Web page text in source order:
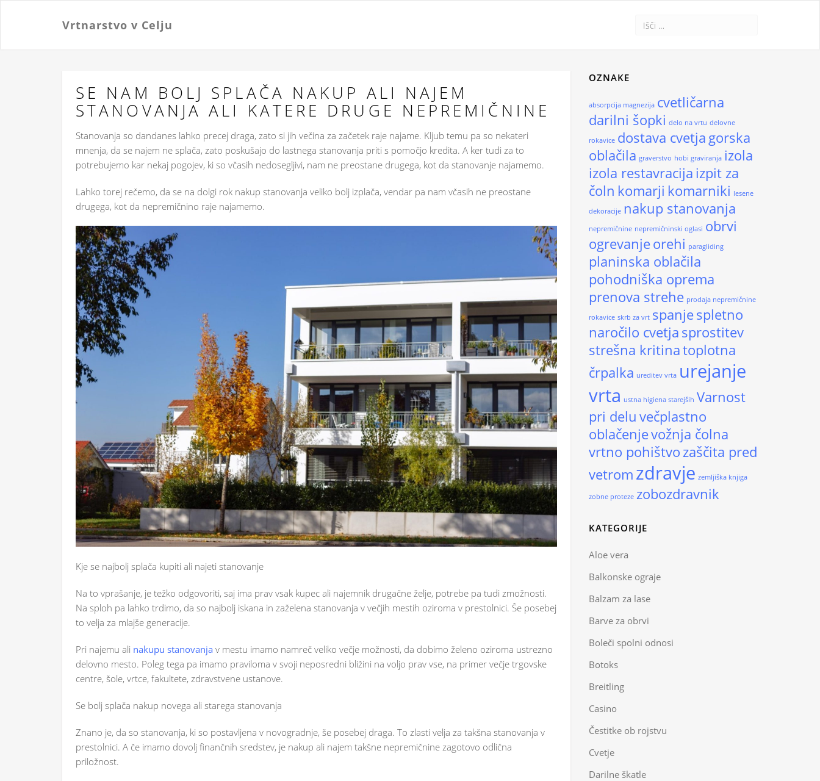
Vrtnarstvo v Celju
SE NAM BOLJ SPLAČA NAKUP ALI NAJEM
STANOVANJA ALI KATERE DRUGE NEPREMIČNINE
Stanovanja so dandanes lahko precej draga, zato si jih večina za začetek raje najame. Kljub temu pa so nekateri
mnenja, da se najem ne splača, zato poskušajo do lastnega stanovanja priti s pomočjo kredita. A ker tudi za to
potrebujemo kar nekaj pogojev, ki so včasih nedosegljivi, nam ne preostane drugega, kot da stanovanje najamemo.
Lahko torej rečemo, da se na dolgi rok nakup stanovanja veliko bolj izplača, vendar pa nam včasih ne preostane
drugega, kot da nepremičnino raje najamemo.
Kje se najbolj splača kupiti ali najeti stanovanje
Na to vprašanje, je težko odgovoriti, saj ima prav vsak kupec ali najemnik drugačne želje, potrebe pa tudi zmožnosti.
Na sploh pa lahko trdimo, da so najbolj iskana in zaželena stanovanja v večjih mestih oziroma v prestolnici. Še posebej
to velja za mlajše generacije.
Pri najemu ali nakupu stanovanja v mestu imamo namreč veliko večje možnosti, da dobimo želeno oziroma ustrezno
delovno mesto. Poleg tega pa imamo praviloma v svoji neposredni bližini na voljo prav vse, na primer večje trgovske
centre, šole, vrtce, fakultete, zdravstvene ustanove.
Se bolj splača nakup novega ali starega stanovanja
Znano je, da so stanovanja, ki so postavljena v novogradnje, še posebej draga. To zlasti velja za takšna stanovanja v
prestolnici. A če imamo dovolj finančnih sredstev, je nakup ali najem takšne nepremičnine zagotovo odlična
priložnost.
OZNAKE
absorpcija magnezija cvetličarna
darilni šopki delo na vrtu delovne
rokavice dostava cvetja gorska
oblačila graverstvo hobi graviranja izola
izola restavracija izpit za
čoln komarji komarniki lesene
dekoracije nakup stanovanja
nepremičnine nepremičninski oglasi obrvi
ogrevanjeorehi paragliding
planinska oblačila
pohodniška oprema
prenova strehe prodaja nepremičnine
rokavice skrb za vrt spanjespletno
naročilo cvetja sprostitev
strešna kritinatoplotna
črpalka ureditev vrta urejanje
vrta ustna higiena starejših Varnost
pri delu večplastno
oblačenjevožnja čolna
vrtno pohištvo zaščita pred
vetrom zdravje zemljiška knjiga
zobne proteze zobozdravnik
KATEGORIJE
Aloe vera
Balkonske ograje
Balzam za lase
Barve za obrvi
Boleči spolni odnosi
Botoks
Breitling
Casino
Čestitke ob rojstvu
Cvetje
Darilne škatle